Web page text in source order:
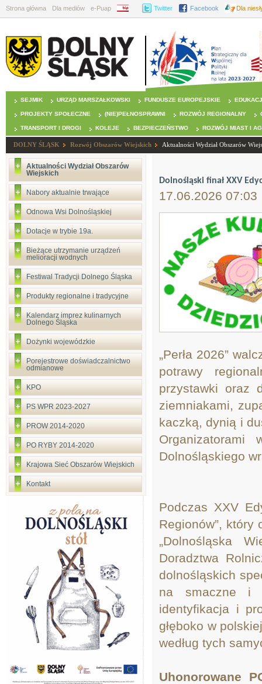
Strona główna Dla mediów e-Puap BIP Twitter Facebook Dla
SEJMIK URZĄD MARSZAŁKOWSKI FUNDUSZE EUROPEJSKIE
PROJEKTY SPOŁECZNE (NIE)PEŁNOSPRAWNI ROZWÓJ REGIONALNY
TRANSPORT I DROGI KOLEJE BEZPIECZEŃSTWO ROZWÓJ MIAST I
DOLNY ŚLĄSK Rozwój Obszarów Wiejskich Aktualności Wydział Obszarów
Aktualności Wydział Obszarów
Wiejskich
Nabory aktualnie trwające
Odnowa Wsi Dolnośląskiej
Dotacje w trybie 19a.
Bieżące utrzymanie urządzeń
melioracji wodnych
Festiwal Tradycji Dolnego Śląska
Produkty regionalne i tradycyjne
Kalendarz imprez kulinarnych
Dolnego Śląska
Dożynki wojewódzkie
Porejestrowe doświadczalnictwo
odmianowe
KPO
PS WPR 2023-2027
PROW 2014-2020
PO RYBY 2014-2020
Krajowa Sieć Obszarów Wiejskich
Kontakt
Dolnośląski finał XXV
17.06.2026 07:03
„Perła 2026”
potrawy
przystawki oraz
ziemniakami,
kaczką, dynią i
Organizatorami
Dolnośląskiego
Podczas XXV
Regionów”, który
„Dolnośląska
Doradztwa
dolnośląskich
na smaczne i
identyfikacja i
głęboko w
według tych
Uhonorowane